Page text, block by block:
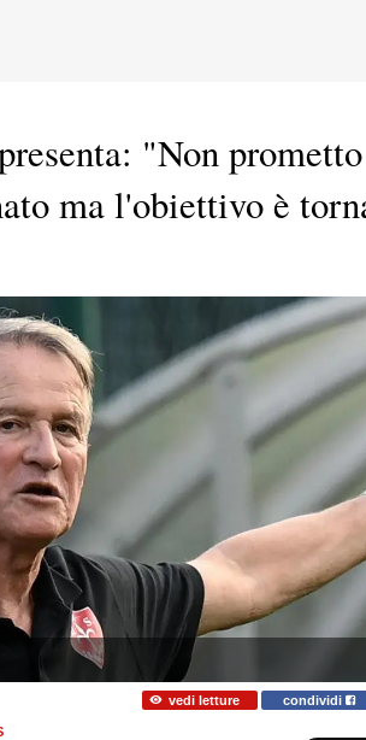
"Non
ma l'obiettivo è
vedi letture condividi